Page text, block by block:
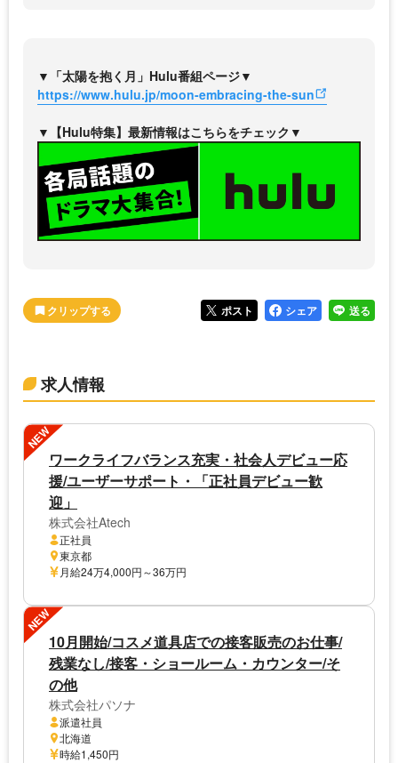
▼「太陽を抱く月」Hulu番組ページ▼
https://www.hulu.jp/moon-embracing-the-sun
▼【Hulu特集】最新情報はこちらをチェック▼
ポスト シェア 送る
求人情報
NEW
ワークライフバランス充実・社会人デビュー応
援/ユーザーサポート・「正社員デビュー歓
迎」
株式会社Atech
正社員
東京都
月給24万4,000円～36万円
NEW
10月開始/コスメ道具店での接客販売のお仕事/
残業なし/接客・ショールーム・カウンター/そ
の他
株式会社パソナ
派遣社員
北海道
時給1,450円